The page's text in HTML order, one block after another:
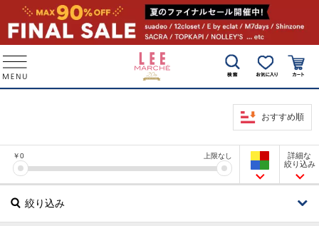
おすすめ順
￥0 上限なし
詳細な
絞り込み
絞り込み